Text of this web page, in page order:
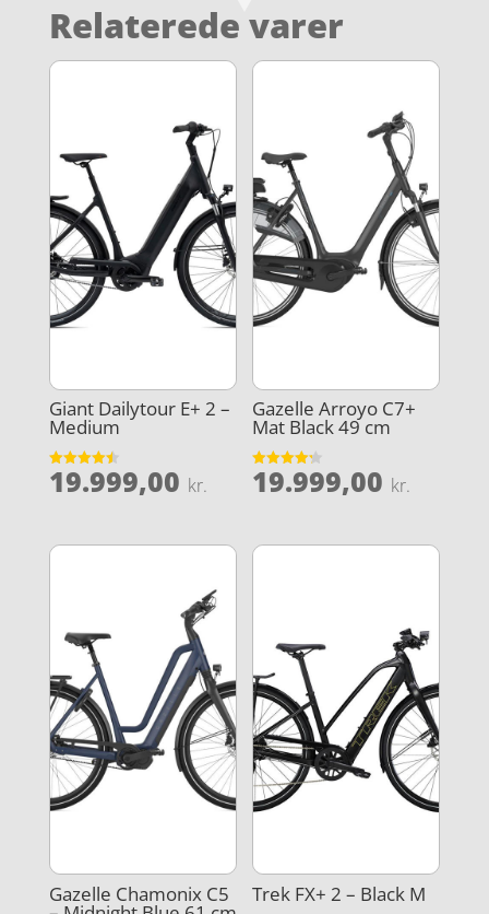
Relaterede varer
Giant Dailytour E+ 2 –
Medium
Vurderet
4.5
19.999,00 kr.
Gazelle Arroyo C7+
Mat Black 49 cm
Vurderet
4.2
19.999,00 kr.
Gazelle Chamonix C5 Trek FX+ 2 – Black M